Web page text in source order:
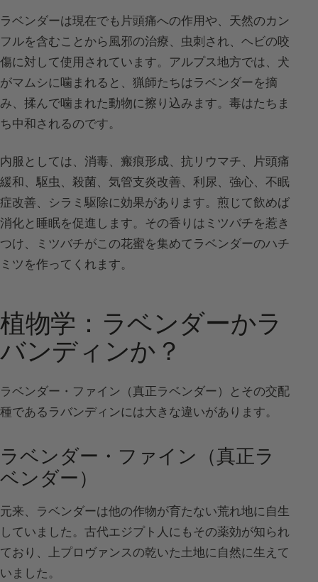
ラベンダーは現在でも片頭痛への作用や、天然のカン
フルを含むことから風邪の治療、虫刺され、ヘビの咬
傷に対して使用されています。アルプス地方では、犬
がマムシに噛まれると、猟師たちはラベンダーを摘
み、揉んで噛まれた動物に擦り込みます。毒はたちま
ち中和されるのです。
内服としては、消毒、瘢痕形成、抗リウマチ、片頭痛
緩和、駆虫、殺菌、気管支炎改善、利尿、強心、不眠
症改善、シラミ駆除に効果があります。煎じて飲めば
消化と睡眠を促進します。その香りはミツバチを惹き
つけ、ミツバチがこの花蜜を集めてラベンダーのハチ
ミツを作ってくれます。
植物学：ラベンダーかラ
バンディンか？
ラベンダー・ファイン（真正ラベンダー）とその交配
種であるラバンディンには大きな違いがあります。
ラベンダー・ファイン（真正ラ
ベンダー）
元来、ラベンダーは他の作物が育たない荒れ地に自生
していました。古代エジプト人にもその薬効が知られ
ており、上プロヴァンスの乾いた土地に自然に生えて
いました。